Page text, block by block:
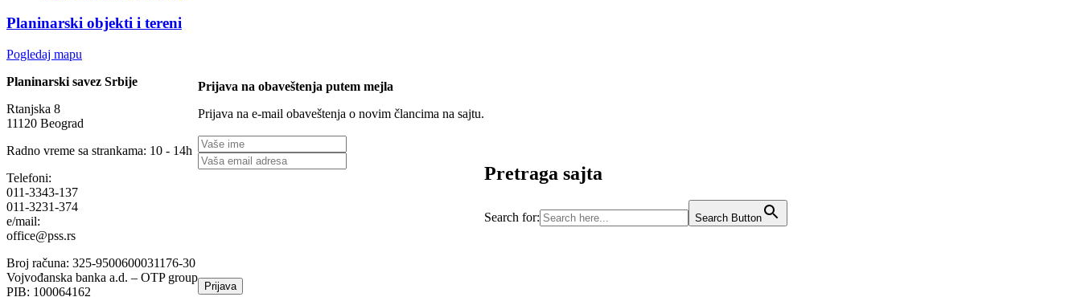
Planinarski objekti i tereni
Pogledaj mapu
Planinarski savez Srbije
Rtanjska 8
11120 Beograd
Radno vreme sa strankama: 10 - 14h
Telefoni:
011-3343-137
011-3231-374
e/mail:
office@pss.rs
Broj računa: 325-9500600031176-30
Vojvođanska banka a.d. – OTP group
PIB: 100064162
Prijava na obaveštenja putem mejla
Prijava na e-mail obaveštenja o novim člancima na sajtu.
Pretraga sajta
Search for: Search Button